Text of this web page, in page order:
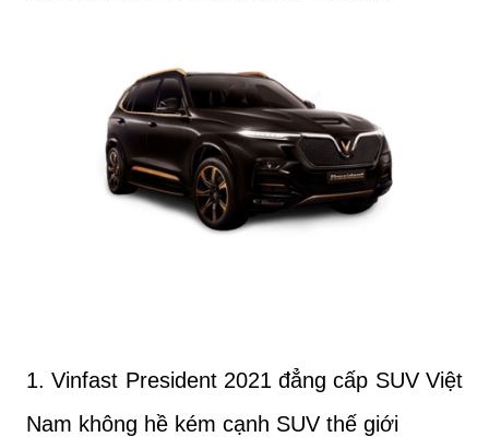
1. Vinfast President 2021 đẳng cấp SUV Việt
Nam không hề kém cạnh SUV thế giới